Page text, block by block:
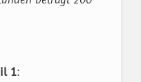
1: